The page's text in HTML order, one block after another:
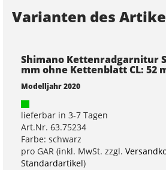
Varianten des
Shimano Kettenradgarnitur
mm ohne Kettenblatt CL: 52
Modelljahr 2020
lieferbar in 3-7 Tagen
Art.Nr. 63.75234
Farbe: schwarz
pro GAR (inkl. MwSt. zzgl.
Standardartikel)